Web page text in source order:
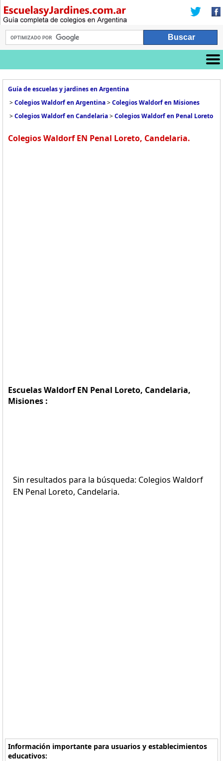
Guía de escuelas y jardines en Argentina
>Colegios Waldorf en Argentina>Colegios Waldorf en Misiones
>Colegios Waldorf en Candelaria>Colegios Waldorf en Penal Loreto
Colegios Waldorf EN Penal Loreto, Candelaria.
Escuelas Waldorf EN Penal Loreto, Candelaria,
Misiones :
Sin resultados para la búsqueda: Colegios Waldorf
EN Penal Loreto, Candelaria.
Información importante para usuarios y establecimientos
educativos: